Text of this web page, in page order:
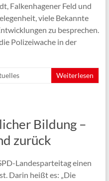
Falkenhagener Feld und
viele Bekannte
zu besprechen.
Polizeiwache in der
Weiterlesen
Bildung –
zurück
Landesparteitag einen
Darin heißt es: „Die